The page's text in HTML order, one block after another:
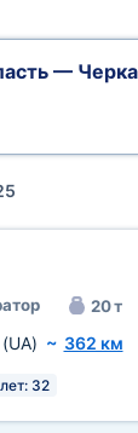
—
20 т
(UA) ~ 362 км
32